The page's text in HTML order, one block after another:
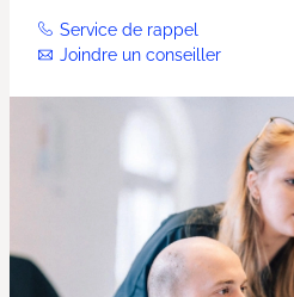
Service de rappel
Joindre un conseiller